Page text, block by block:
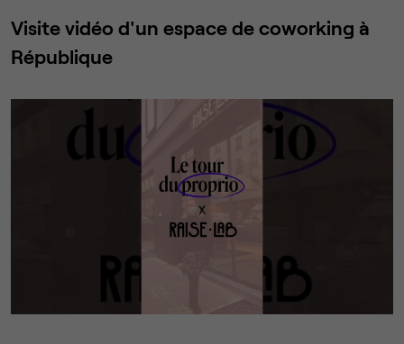
Visite vidéo d'un espace de coworking à
République